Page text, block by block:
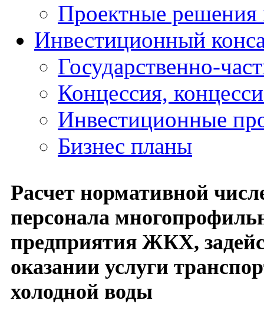
Проектные решения
Инвестиционный
Государственно-
Концессия,
Инвестиционные
Бизнес планы
Расчет нормативной
персонала
предприятия ЖКХ,
оказании услуги
холодной воды